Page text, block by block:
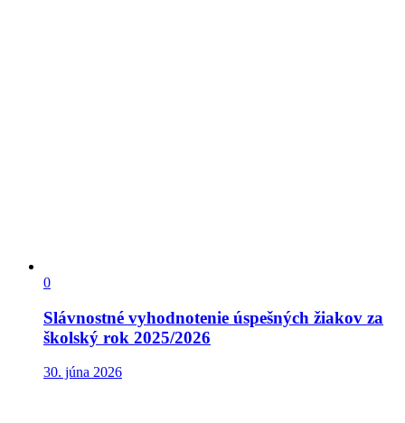
0
Slávnostné vyhodnotenie úspešných žiakov za
školský rok 2025/2026
30. júna 2026